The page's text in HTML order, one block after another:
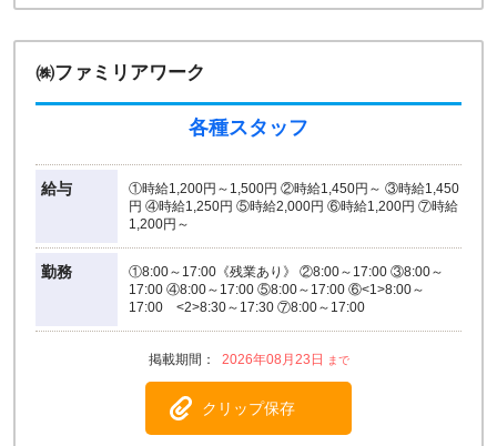
㈱ファミリアワーク
各種スタッフ
給与
①時給1,200円～1,500円 ②時給1,450円～ ③時給1,450
円 ④時給1,250円 ⑤時給2,000円 ⑥時給1,200円 ⑦時給
1,200円～
勤務
①8:00～17:00《残業あり》 ②8:00～17:00 ③8:00～
17:00 ④8:00～17:00 ⑤8:00～17:00 ⑥<1>8:00～
17:00 <2>8:30～17:30 ⑦8:00～17:00
2026年08月23日
クリップ保存